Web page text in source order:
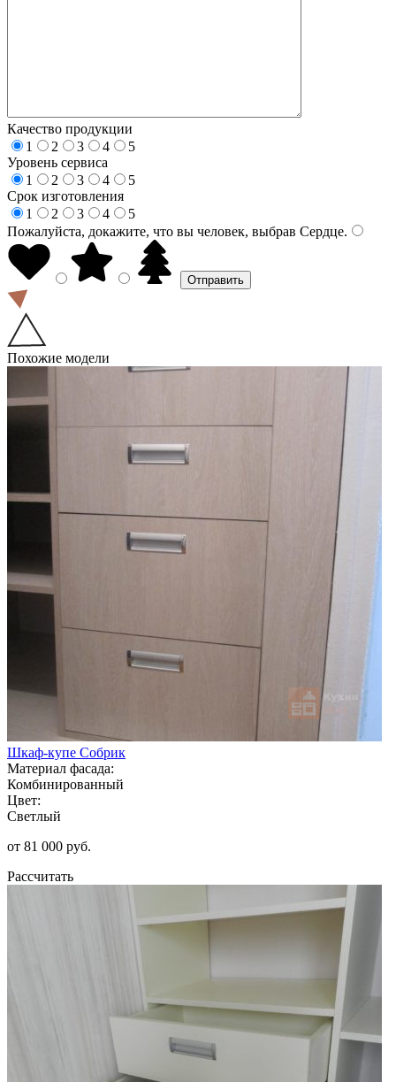
Качество продукции
1
2 3 4
5
Уровень сервиса
1
2 3 4
5
Срок изготовления
1
2 3 4
5
Пожалуйста, докажите, что вы человек, выбрав Сердце.
Похожие модели
Шкаф-купе Собрик
Материал фасада:
Комбинированный
Цвет:
Светлый
от 81 000 руб.
Рассчитать